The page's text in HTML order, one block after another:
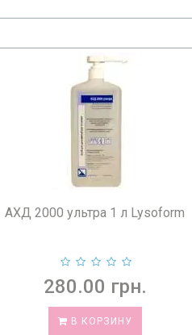
АХД 2000 ультра 1 л Lysoform
280.00 грн.
В КОРЗИНУ